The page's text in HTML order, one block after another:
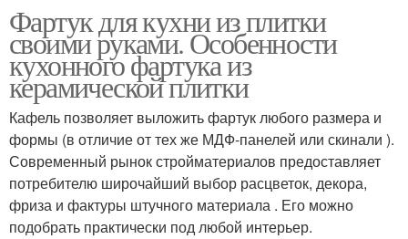
Фартук для кухни из плитки
своими руками. Особенности
кухонного фартука из
керамической плитки
Кафель позволяет выложить фартук любого размера и
формы (в отличие от тех же МДФ-панелей или скинали ).
Современный рынок стройматериалов предоставляет
потребителю широчайший выбор расцветок, декора,
фриза и фактуры штучного материала . Его можно
подобрать практически под любой интерьер.